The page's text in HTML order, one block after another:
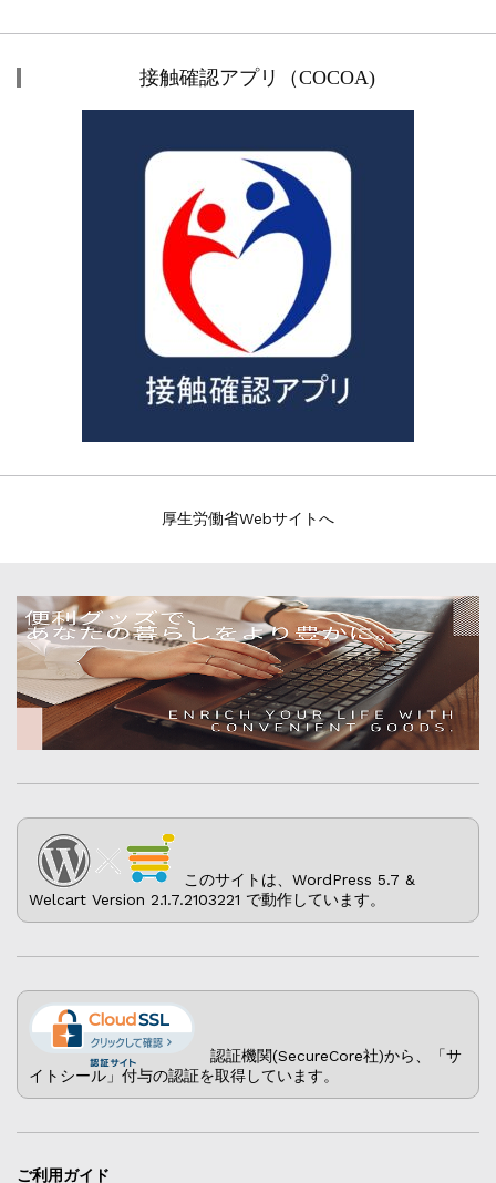
接触確認アプリ（COCOA)
厚生労働省Webサイトへ
このサイトは、WordPress 5.7 &
Welcart Version 2.1.7.2103221 で動作しています。
認証機関(SecureCore社)から、「サ
イトシール」付与の認証を取得しています。
ご利用ガイド